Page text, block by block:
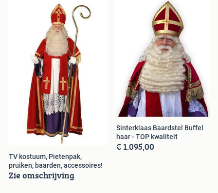
TV kostuum, Pietenpak,
pruiken, baarden, accessoires!
Zie omschrijving
Sinterklaas Baardstel Buffel
haar - TOP kwaliteit
€ 1.095,00